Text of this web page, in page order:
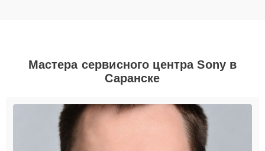
Мастера сервисного центра Sony в
Саранске